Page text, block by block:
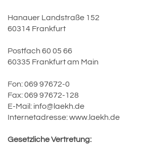
Hanauer Landstraße 152
60314 Frankfurt
Postfach 60 05 66
60335 Frankfurt am Main
Fon: 069 97672-0
Fax: 069 97672-128
E-Mail: info@laekh.de
Internetadresse:www.laekh.de
Gesetzliche Vertretung: